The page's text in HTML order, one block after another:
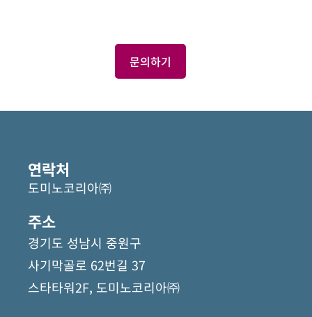
문의하기
관
연락처
도미노코리아㈜
주소
경기도 성남시 중원구
사기막골로 62번길 37
스타타워2F, 도미노코리아㈜